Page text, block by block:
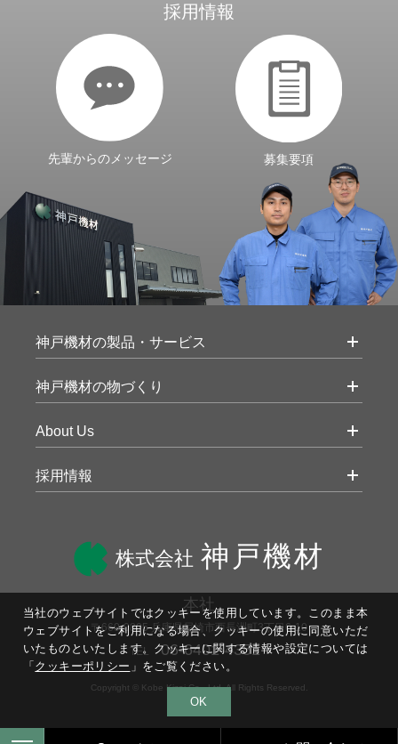
採用情報
先輩からのメッセージ 募集要項
神戸機材の製品・サービス
神戸機材の物づくり
About Us
採用情報
株式会社 神戸機材
本社
〒660-0805 兵庫県尼崎市西長洲町3丁目6-10
TEL
06-6401-4351
Copyright © Kobe Kizai Co., Ltd. All Rights Reserved.
当社のウェブサイトではクッキーを使用しています。このまま本
ウェブサイトをご利用になる場合、クッキーの使用に同意いただ
いたものといたします。 クッキーに関する情報や設定については
「 クッキーポリシー 」をご覧ください。
OK